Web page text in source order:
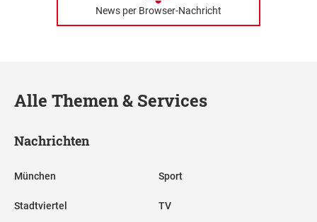
News per Browser-Nachricht
Alle Themen & Services
Nachrichten
München
Stadtviertel
Sport
TV